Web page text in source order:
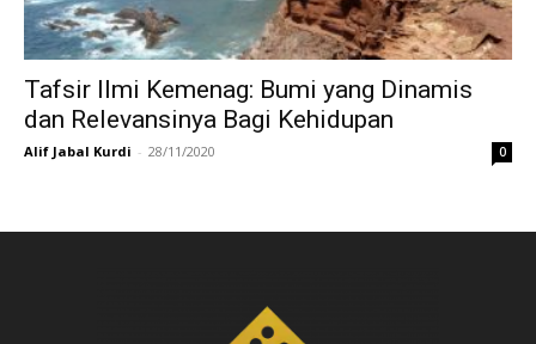
Tafsir Ilmi Kemenag: Bumi yang Dinamis
dan Relevansinya Bagi Kehidupan
Alif Jabal Kurdi - 28/11/2020 0